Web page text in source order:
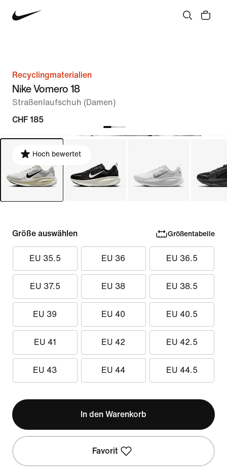
Recyclingmaterialien
Nike Vomero 18
Straßenlaufschuh (Damen)
CHF 185
Hoch bewertet
Größe auswählen Größentabelle
EU 35.5 EU 36 EU 36.5
EU 37.5 EU 38 EU 38.5
EU 39 EU 40 EU 40.5
EU 41 EU 42 EU 42.5
EU 43 EU 44 EU 44.5
In den Warenkorb
Favorit